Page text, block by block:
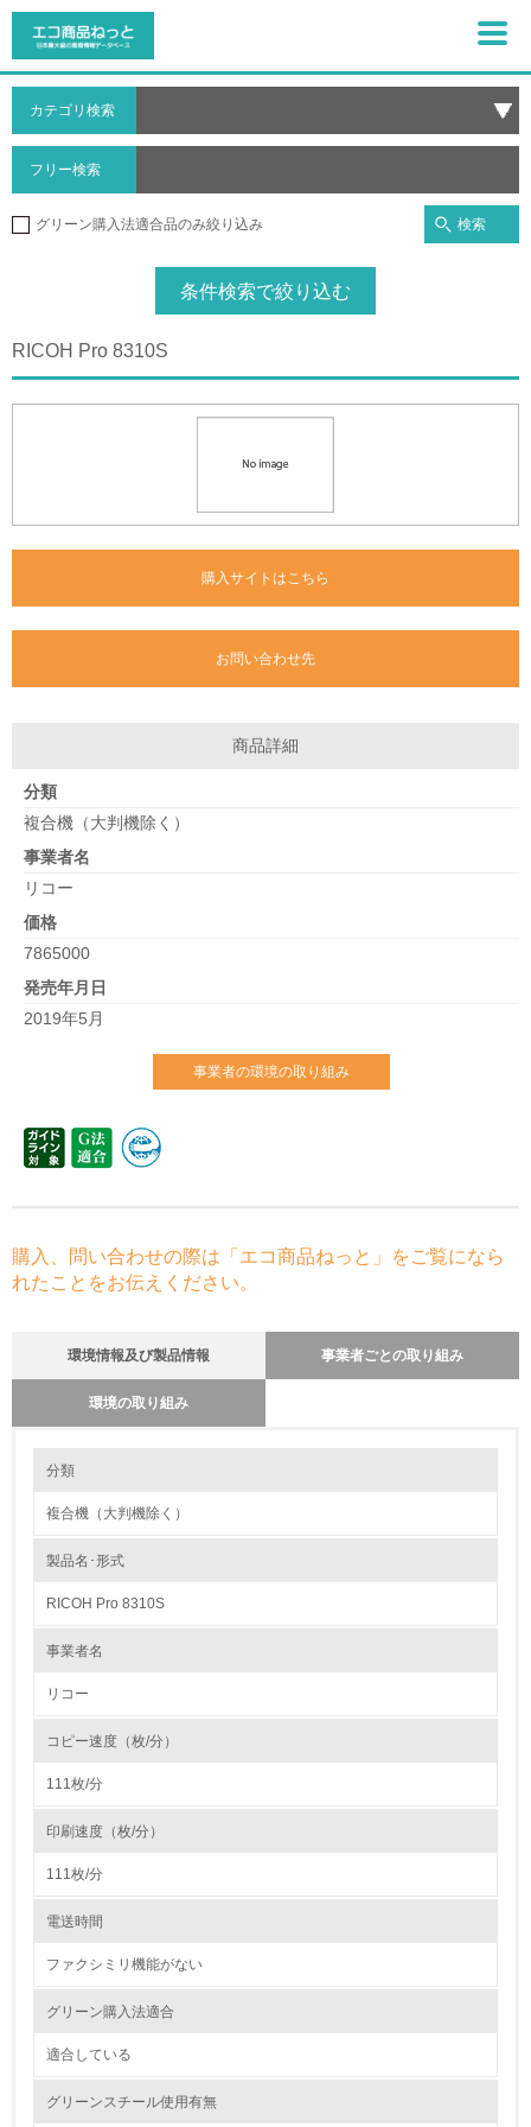
カテゴリ検索
フリー検索
グリーン購入法適合品のみ絞り込み 検索
条件検索で絞り込む
RICOH Pro 8310S
購入サイトはこちら
お問い合わせ先
商品詳細
分類
複合機（大判機除く）
事業者名
リコー
価格
7865000
発売年月日
2019年5月
事業者の環境の取り組み
購入、問い合わせの際は「エコ商品ねっと」をご覧になら
れたことをお伝えください。
環境情報及び製品情報 事業者ごとの取り組み
環境の取り組み
1.環境取り組み体制
環境取り組み体制と成果を定期的に検証して次の活動に活
分類
複合機（大判機除く）
製品名･形式
RICOH Pro 8310S
事業者名
リコー
コピー速度（枚/分）
111枚/分
印刷速度（枚/分）
111枚/分
電送時間
ファクシミリ機能がない
グリーン購入法適合
適合している
グリーンスチール使用有無